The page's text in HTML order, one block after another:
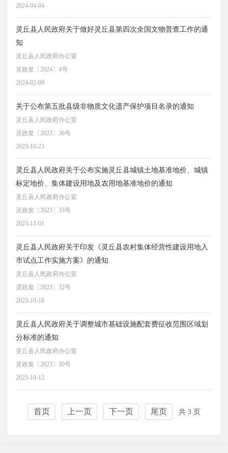
2024-04-04
灵丘县人民政府关于做好灵丘县第四次全国文物普查工作的通
知
灵丘县人民政府办公室
灵政发〔2024〕4号
2024-02-09
关于公布第五批县级非物质文化遗产保护项目名录的通知
灵丘县人民政府办公室
灵政发〔2023〕36号
2023-10-23
灵丘县人民政府关于公布实施灵丘县城镇土地基准地价、城镇
标定地价、集体建设用地及农用地基准地价的通知
灵丘县人民政府办公室
灵政发〔2023〕33号
2023-11-01
灵丘县人民政府关于印发《灵丘县农村集体经营性建设用地入
市试点工作实施方案》的通知
灵丘县人民政府办公室
灵政发〔2023〕32号
2023-10-18
灵丘县人民政府关于调整城市基础设施配套费征收范围区域划
分标准的通知
灵丘县人民政府办公室
灵政发〔2023〕30号
2023-10-12
首页 上一页 下一页 尾页 共 3 页